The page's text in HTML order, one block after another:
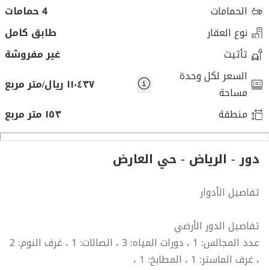
الحمامات
4 حمامات
نوع العقار
طابق كامل
تأثيث
غير مفروشة
السعر لكل وحدة
مساحة
١١٬٤٣٧ ريال/متر مربع
منطقة
١٥٣ متر مربع
دور - الرياض - حي العارض
تفاصيل الأدوار
تفاصيل الدور الأرضي
عدد المجالس: 1 ، دورات المياه: 3 ، الصالات: 1 ، غرف النوم: 2
، غرف الماستر: 1 ، المطابخ: 1 ،